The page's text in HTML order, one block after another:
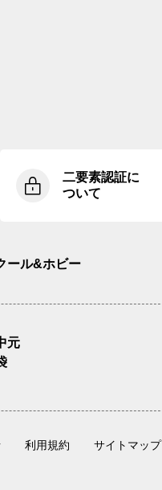
二要素認証に
ついて
ール&ホビー
元
利用規約 サイトマップ